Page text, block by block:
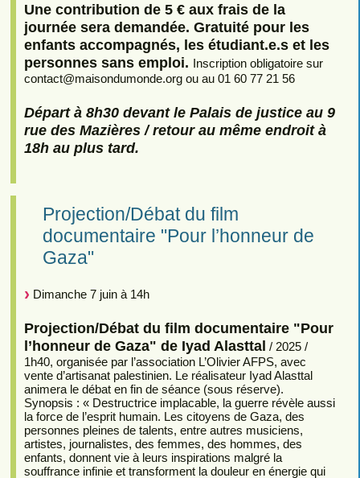
Une contribution de 5 € aux frais de la
journée sera demandée. Gratuité pour les
enfants accompagnés, les étudiant.e.s et les
personnes sans emploi. Inscription obligatoire sur
contact@maisondumonde.org ou au 01 60 77 21 56
Départ à 8h30 devant le Palais de justice au 9
rue des Mazières / retour au même endroit à
18h au plus tard.
Projection/Débat du film
documentaire "Pour l’honneur de
Gaza"
Dimanche 7 juin à 14h
Projection/Débat du film documentaire "Pour
l’honneur de Gaza" de Iyad Alasttal / 2025 /
1h40, organisée par l’association L’Olivier AFPS, avec
vente d’artisanat palestinien. Le réalisateur Iyad Alasttal
animera le débat en fin de séance (sous réserve).
Synopsis : « Destructrice implacable, la guerre révèle aussi
la force de l’esprit humain. Les citoyens de Gaza, des
personnes pleines de talents, entre autres musiciens,
artistes, journalistes, des femmes, des hommes, des
enfants, donnent vie à leurs inspirations malgré la
souffrance infinie et transforment la douleur en énergie qui